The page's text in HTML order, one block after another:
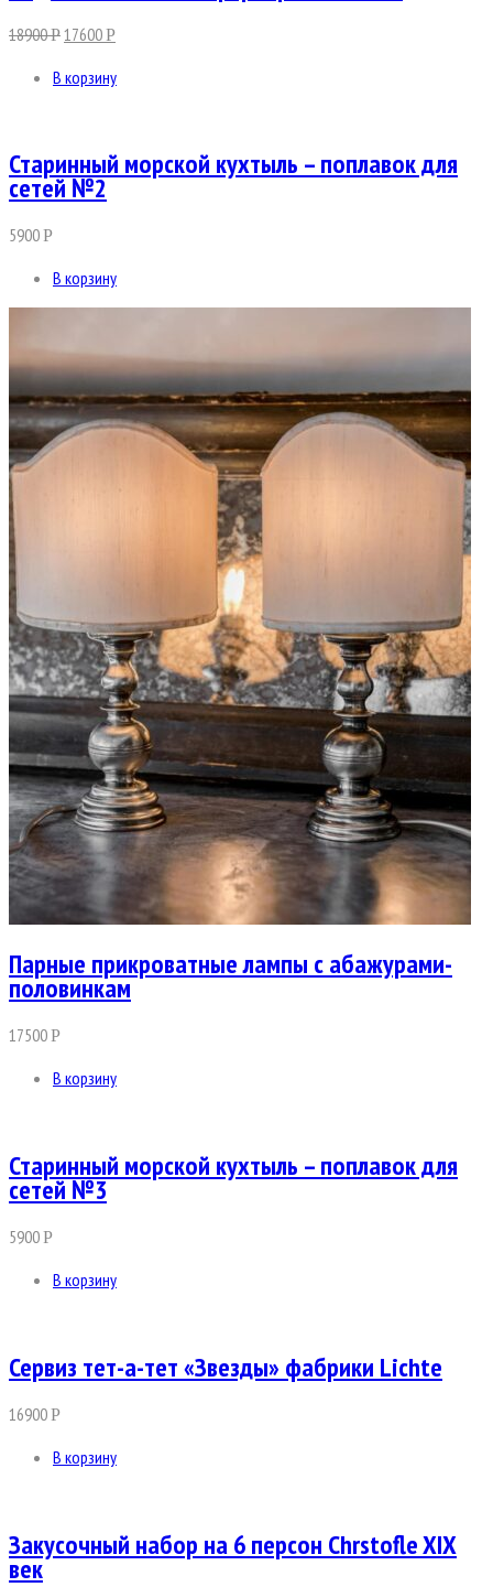
18900Р17600Р
В корзину
Старинный морской кухтыль – поплавок для
сетей №2
5900Р
В корзину
Парные прикроватные лампы с абажурами-
половинкам
17500Р
В корзину
Старинный морской кухтыль – поплавок для
сетей №3
5900Р
В корзину
Сервиз тет-а-тет «Звезды» фабрики Lichte
16900Р
В корзину
Закусочный набор на 6 персон Chrstofle XIX
век